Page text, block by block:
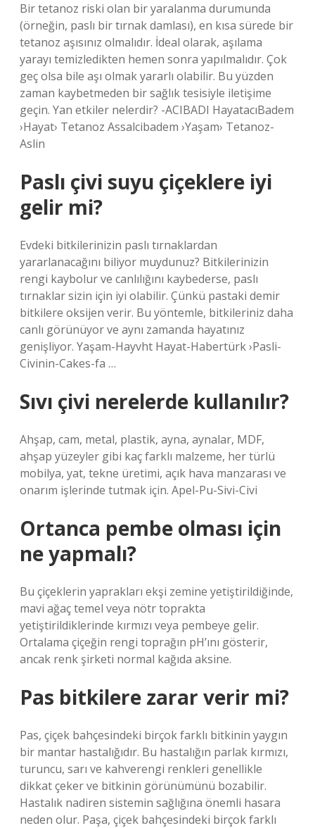
Bir tetanoz riski olan bir yaralanma durumunda
(örneğin, paslı bir tırnak damlası), en kısa sürede bir
tetanoz aşısınız olmalıdır. İdeal olarak, aşılama
yarayı temizledikten hemen sonra yapılmalıdır. Çok
geç olsa bile aşı olmak yararlı olabilir. Bu yüzden
zaman kaybetmeden bir sağlık tesisiyle iletişime
geçin. Yan etkiler nelerdir? -ACIBADI HayatacıBadem
›Hayat› Tetanoz Assalcibadem ›Yaşam› Tetanoz-
Aslin
Paslı çivi suyu çiçeklere iyi
gelir mi?
Evdeki bitkilerinizin paslı tırnaklardan
yararlanacağını biliyor muydunuz? Bitkilerinizin
rengi kaybolur ve canlılığını kaybederse, paslı
tırnaklar sizin için iyi olabilir. Çünkü pastaki demir
bitkilere oksijen verir. Bu yöntemle, bitkileriniz daha
canlı görünüyor ve aynı zamanda hayatınız
genişliyor. Yaşam-Hayvht Hayat-Habertürk ›Pasli-
Civinin-Cakes-fa …
Sıvı çivi nerelerde kullanılır?
Ahşap, cam, metal, plastik, ayna, aynalar, MDF,
ahşap yüzeyler gibi kaç farklı malzeme, her türlü
mobilya, yat, tekne üretimi, açık hava manzarası ve
onarım işlerinde tutmak için. Apel-Pu-Sivi-Civi
Ortanca pembe olması için
ne yapmalı?
Bu çiçeklerin yaprakları ekşi zemine yetiştirildiğinde,
mavi ağaç temel veya nötr toprakta
yetiştirildiklerinde kırmızı veya pembeye gelir.
Ortalama çiçeğin rengi toprağın pH’ını gösterir,
ancak renk şirketi normal kağıda aksine.
Pas bitkilere zarar verir mi?
Pas, çiçek bahçesindeki birçok farklı bitkinin yaygın
bir mantar hastalığıdır. Bu hastalığın parlak kırmızı,
turuncu, sarı ve kahverengi renkleri genellikle
dikkat çeker ve bitkinin görünümünü bozabilir.
Hastalık nadiren sistemin sağlığına önemli hasara
neden olur. Paşa, çiçek bahçesindeki birçok farklı